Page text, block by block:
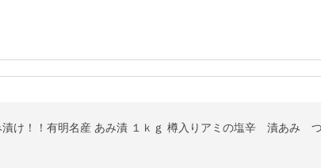
漬け！！有明名産 あみ漬 １ｋｇ 樽入りアミの塩辛 漬あみ